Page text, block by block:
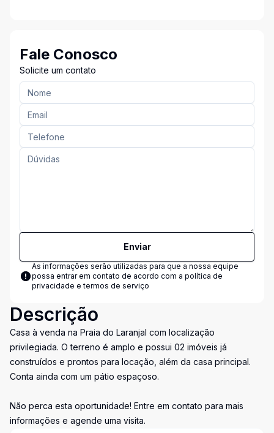
Fale Conosco
Solicite um contato
Enviar
As informações serão utilizadas para que a nossa equipe
possa entrar em contato de acordo com a política de
privacidade e termos de serviço
Descrição
Casa à venda na Praia do Laranjal com localização
privilegiada. O terreno é amplo e possui 02 imóveis já
construídos e prontos para locação, além da casa principal.
Conta ainda com um pátio espaçoso.
Não perca esta oportunidade! Entre em contato para mais
informações e agende uma visita.